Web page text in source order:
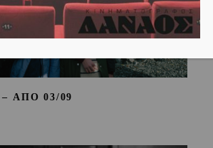
ΑΠΟ 03/09